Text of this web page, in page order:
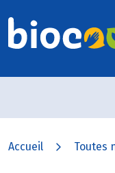
Accueil Toutes